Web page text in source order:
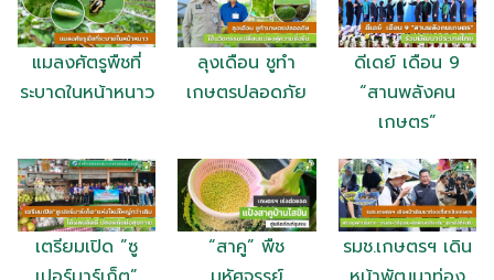
แมลงศัตรูพืชที่
ระบาดในหน้าหนาว
ลุงเดือน ชูทำ
เกษตรปลอดภัย
ดีเดย์ เดือน 9
“สานพลังคน
เกษตร”
เตรียมเปิด ”ซู
“สาคู” พืช
รมช.เกษตรฯ เดิน